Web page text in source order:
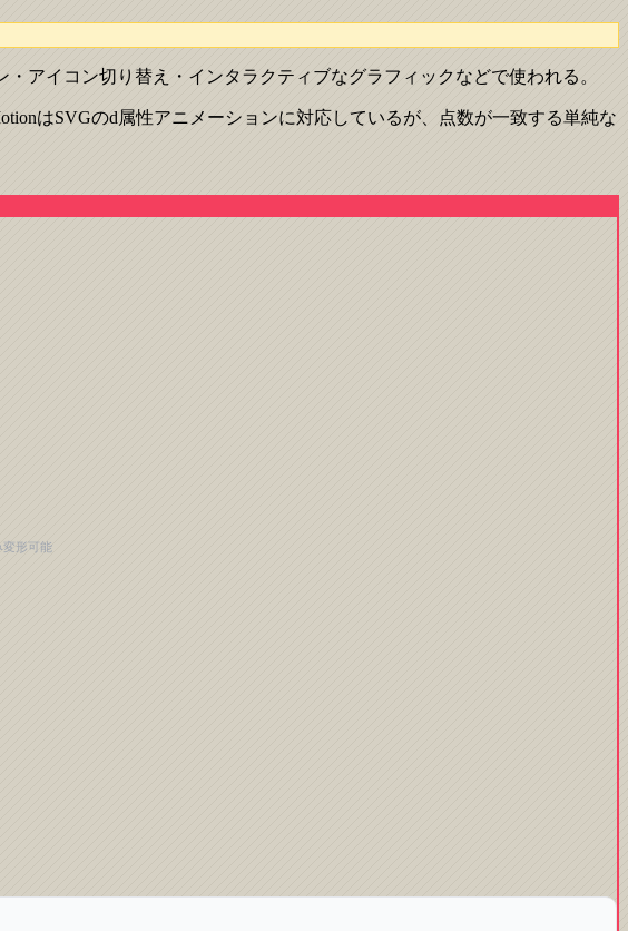
アイコン切り替え・インタラクティブなグラフィックなどで使われる。
はSVGのd属性アニメーションに対応しているが、点数が一致する単純な
変形可能